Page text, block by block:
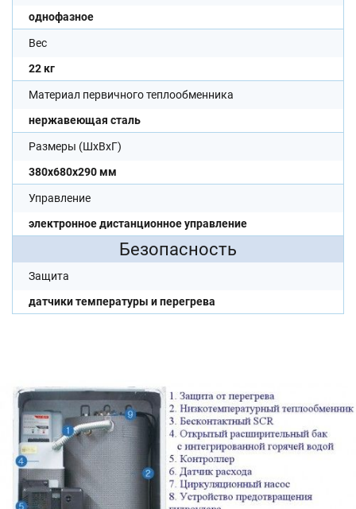
однофазное
Вес
22 кг
Материал первичного теплообменника
нержавеющая сталь
Размеры (ШхВхГ)
380x680x290 мм
Управление
электронное дистанционное управление
Безопасность
Защита
датчики температуры и перегрева